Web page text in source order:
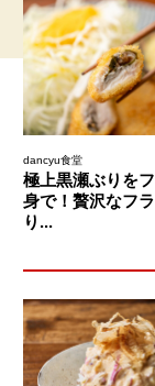
dancyu食堂
極上黒瀬ぶりを
身で！贅沢なフ
り...